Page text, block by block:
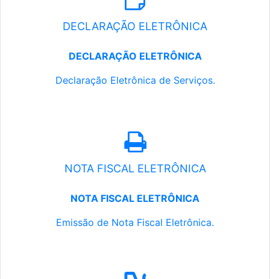
DECLARAÇÃO ELETRÔNICA
DECLARAÇÃO ELETRÔNICA
Declaração Eletrônica de Serviços.
NOTA FISCAL ELETRÔNICA
NOTA FISCAL ELETRÔNICA
Emissão de Nota Fiscal Eletrônica.